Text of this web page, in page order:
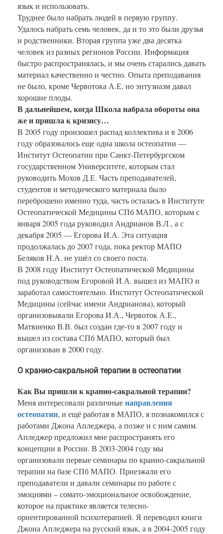
язык и использовать.
Труднее было набрать людей в первую группу.
Удалось набрать семь человек, да и то это были друзья
и родственники. Вторая группа уже два десятка
человек из разных регионов России. Информация
быстро распространялась, и мы очень старались давать
материал качественно и честно. Опыта преподавания
не было, кроме Червотока А.Е, но энтузиазм давал
хорошие плоды.
В дальнейшем, когда Школа набрала обороты она
же и пришла к кризису…
В 2005 году произошел распад коллектива и в 2006
году образовалось еще одна школа остеопатии —
Институт Остеопатии при Санкт-Петербургском
государственном Университете, которым стал
руководить Мохов Д.Е. Часть преподавателей,
студентов и методического материала было
переброшено именно туда, часть осталась в Институте
Остеопатической Медицины СПб МАПО, которым с
января 2005 года руководил Андрианов В.Л., а с
декабря 2005 — Егорова И.А. Эта ситуация
продолжалась до 2007 года, пока ректор МАПО
Беляков Н.А. не ушёл со своего поста.
В 2008 году Институт Остеопатической Медицины
под руководством Егоровой И.А. вышел из МАПО и
заработал самостоятельно. Институт Остеопатической
Медицины (сейчас имени Андрианова), который
организовывали Егорова И.А., Червоток А.Е.,
Матвиенко В.В. был создан где-то в 2007 году и
вышел из состава СПб МАПО, который был
организован в 2000 году.
О кранио-сакральной терапии в остеопатии
Как Вы пришли к кранио-сакральной терапии?
Меня интересовали различныенаправления
остеопатии, и ещё работая в МАПО, я познакомился с
работами Джона Апледжера, а позже и с ним самим.
Апледжер предложил мне распространять его
концепции в России. В 2003-2004 году мы
организовали первые семинары по кранио-сакральной
терапии на базе СПб МАПО. Приезжали его
преподаватели и давали семинары по работе с
эмоциями – сомато-эмоциональное освобождение,
которое на практике является телесно-
ориентированной психотерапией. Я переводил книги
Джона Апледжера на русский язык, а в 2004-2005 году